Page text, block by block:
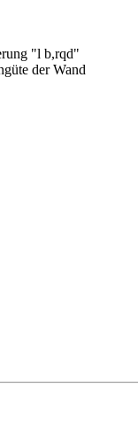
"l b,rqd"
der Wand